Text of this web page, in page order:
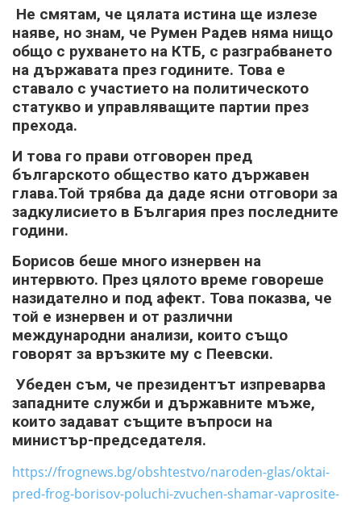
Не смятам, че цялата истина ще излезе
наяве, но знам, че Румен Радев няма нищо
общо с рухването на КТБ, с разграбването
на държавата през годините. Това е
ставало с участието на политическото
статукво и управляващите партии през
прехода.
И това го прави отговорен пред
българското общество като държавен
глава.Той трябва да даде ясни отговори за
задкулисието в България през последните
години.
Борисов беше много изнервен на
интервюто. През цялото време говореше
назидателно и под афект. Това показва, че
той е изнервен и от различни
международни анализи, които също
говорят за връзките му с Пеевски.
Убеден съм, че президентът изпреварва
западните служби и държавните мъже,
които задават същите въпроси на
министър-председателя.
https://frognews.bg/obshtestvo/naroden-glas/oktai-
pred-frog-borisov-poluchi-zvuchen-shamar-vaprosite-